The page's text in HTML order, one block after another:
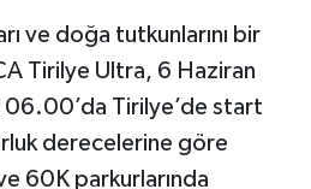
ve doğa tutkunlarını bir
Tirilye Ultra, 6 Haziran
Tirilye’de start
derecelerine göre
60K parkurlarında